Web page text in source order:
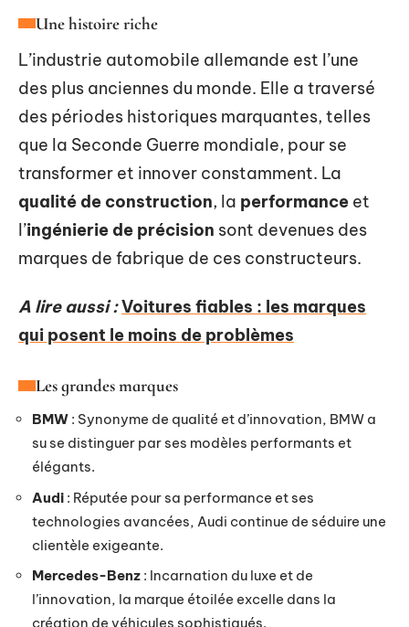
Une histoire riche
L’industrie automobile allemande est l’une
des plus anciennes du monde. Elle a traversé
des périodes historiques marquantes, telles
que la Seconde Guerre mondiale, pour se
transformer et innover constamment. La
qualité de construction, la performance et
l’ingénierie de précision sont devenues des
marques de fabrique de ces constructeurs.
A lire aussi :Voitures fiables : les marques
qui posent le moins de problèmes
Les grandes marques
BMW : Synonyme de qualité et d’innovation, BMW a
su se distinguer par ses modèles performants et
élégants.
Audi : Réputée pour sa performance et ses
technologies avancées, Audi continue de séduire une
clientèle exigeante.
Mercedes-Benz : Incarnation du luxe et de
l’innovation, la marque étoilée excelle dans la
création de véhicules sophistiqués.